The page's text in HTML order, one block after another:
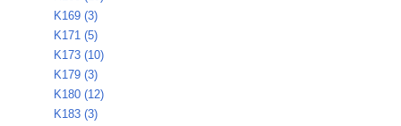
K169 (3)
K171 (5)
K173 (10)
K179 (3)
K180 (12)
K183 (3)